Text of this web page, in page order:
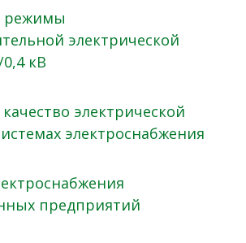
режимы
электрической
кВ
электрической
электроснабжения
предприятий